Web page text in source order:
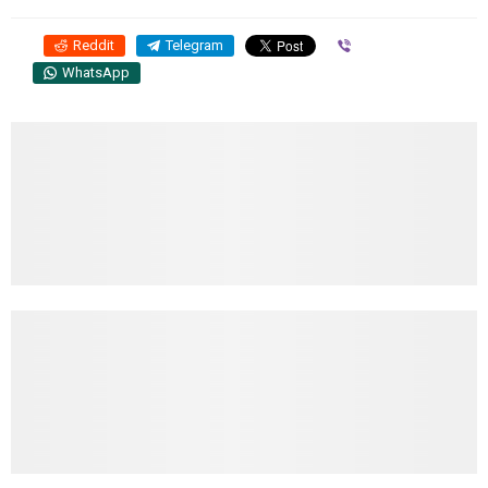
Reddit Telegram
WhatsApp